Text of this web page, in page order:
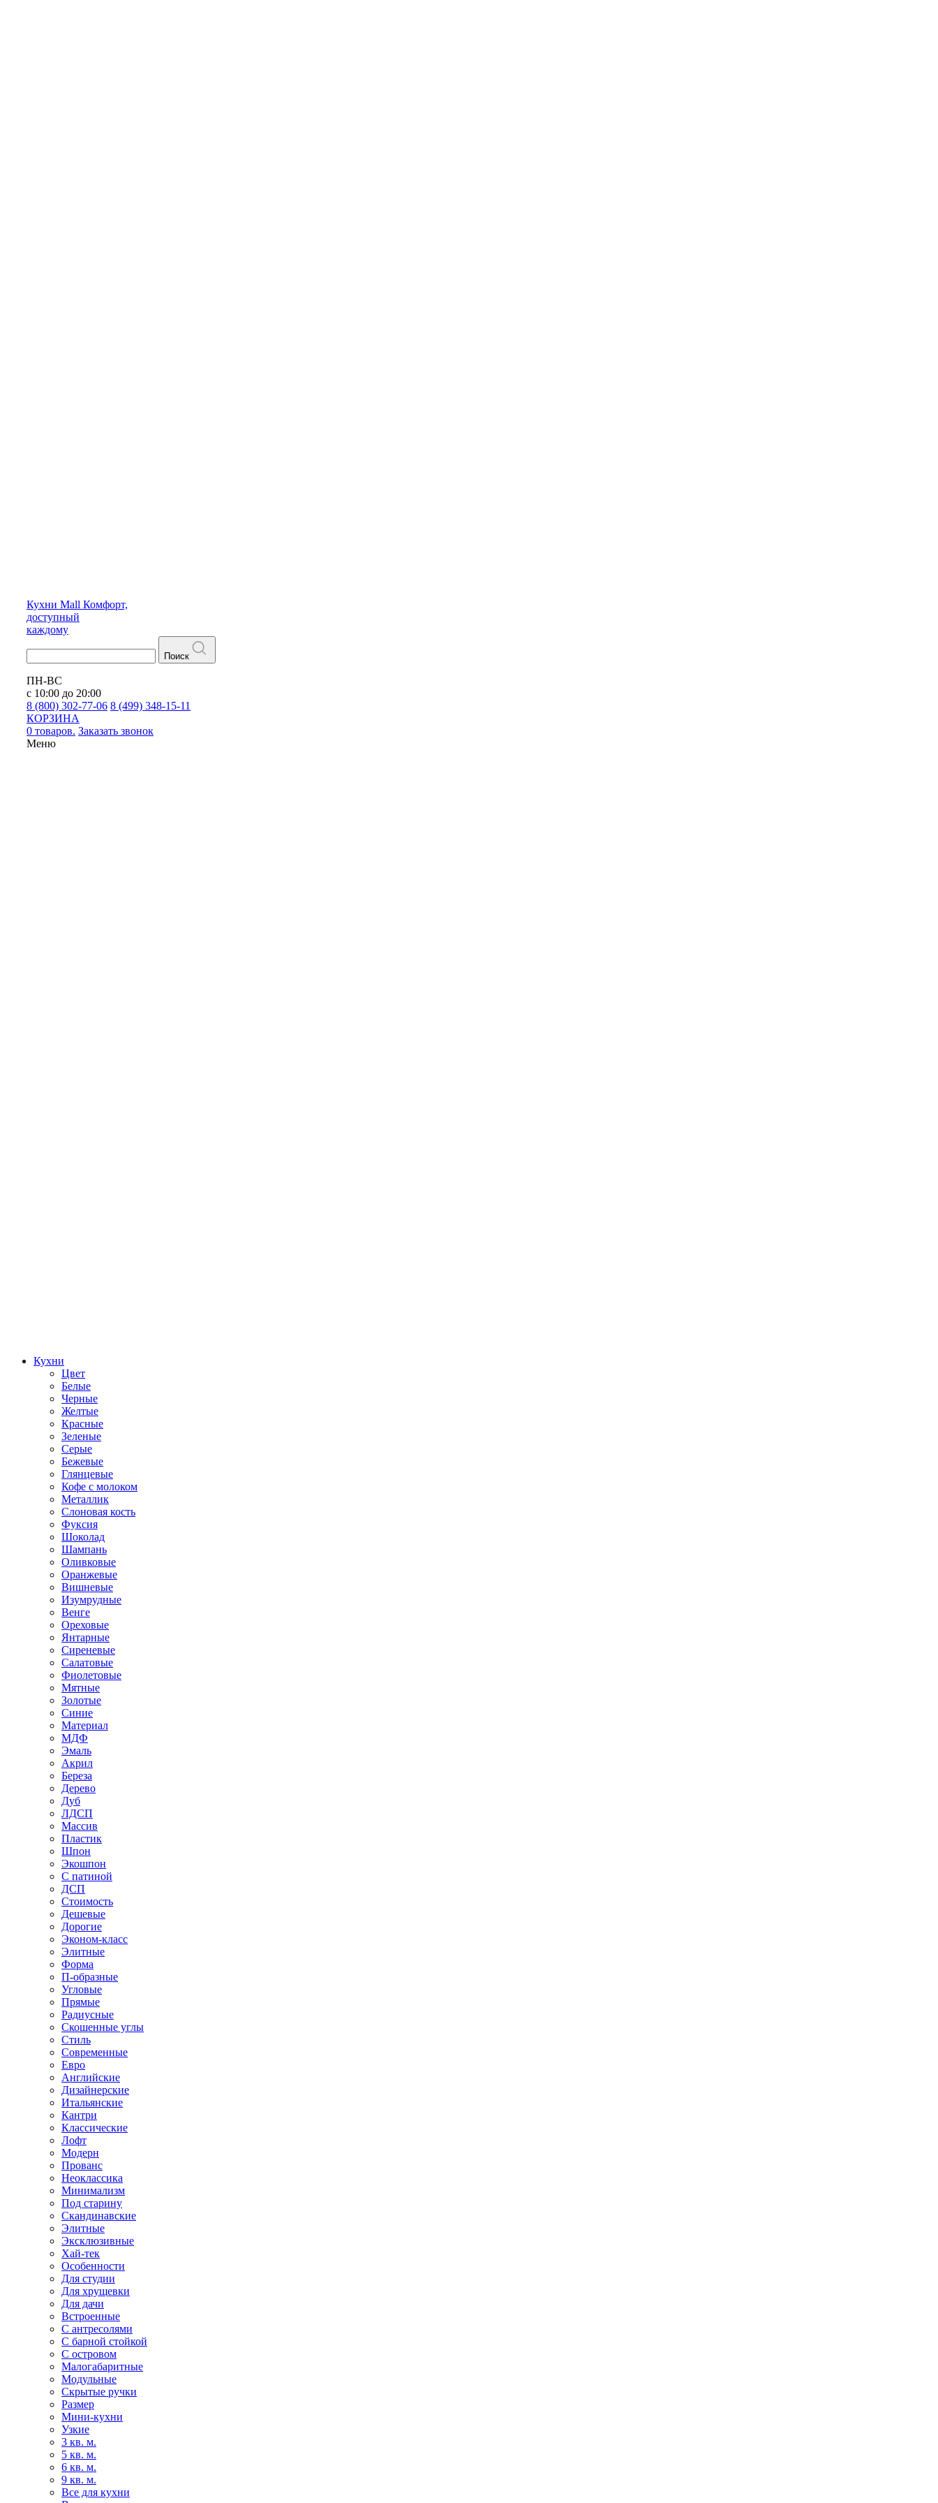
Кухни Mall Комфорт,
доступный
каждому
Поиск
ПН-ВС
с 10:00 до 20:00
8 (800) 302-77-06 8 (499) 348-15-11
КОРЗИНА
0 товаров. Заказать звонок
Меню
Кухни
Цвет
Белые
Черные
Желтые
Красные
Зеленые
Серые
Бежевые
Глянцевые
Кофе с молоком
Металлик
Слоновая кость
Фуксия
Шоколад
Шампань
Оливковые
Оранжевые
Вишневые
Изумрудные
Венге
Ореховые
Янтарные
Сиреневые
Салатовые
Фиолетовые
Мятные
Золотые
Синие
Материал
МДФ
Эмаль
Акрил
Береза
Дерево
Дуб
ЛДСП
Массив
Пластик
Шпон
Экошпон
С патиной
ДСП
Стоимость
Дешевые
Дорогие
Эконом-класс
Элитные
Форма
П-образные
Угловые
Прямые
Радиусные
Скошенные углы
Стиль
Современные
Евро
Английские
Дизайнерские
Итальянские
Кантри
Классические
Лофт
Модерн
Прованс
Неоклассика
Минимализм
Под старину
Скандинавские
Элитные
Эксклюзивные
Хай-тек
Особенности
Для студии
Для хрущевки
Для дачи
Встроенные
С антресолями
С барной стойкой
С островом
Малогабаритные
Модульные
Скрытые ручки
Размер
Мини-кухни
Узкие
3 кв. м.
5 кв. м.
6 кв. м.
9 кв. м.
Все для кухни